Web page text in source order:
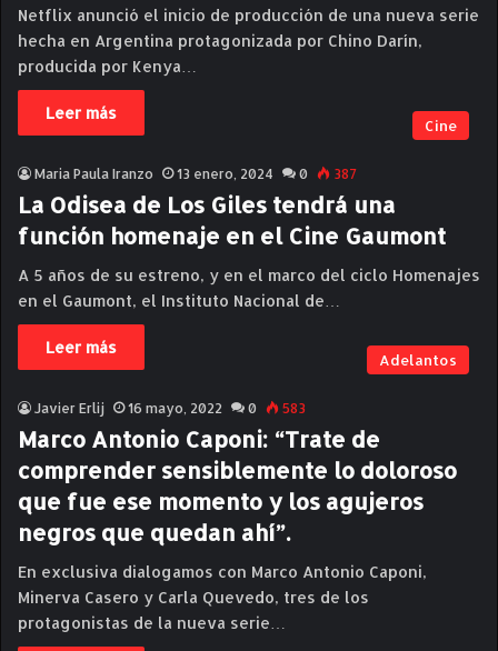
Netflix anunció el inicio de producción de una nueva serie
hecha en Argentina protagonizada por Chino Darín,
producida por Kenya…
Leer más
Cine
Maria Paula Iranzo 13 enero, 2024 0 387
La Odisea de Los Giles tendrá una
función homenaje en el Cine Gaumont
A 5 años de su estreno, y en el marco del ciclo Homenajes
en el Gaumont, el Instituto Nacional de…
Leer más
Adelantos
Javier Erlij 16 mayo, 2022 0 583
Marco Antonio Caponi: “Trate de
comprender sensiblemente lo doloroso
que fue ese momento y los agujeros
negros que quedan ahí”.
En exclusiva dialogamos con Marco Antonio Caponi,
Minerva Casero y Carla Quevedo, tres de los
protagonistas de la nueva serie…